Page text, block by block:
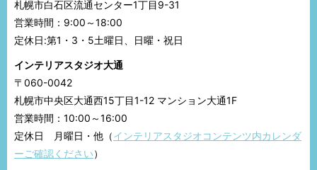
札幌市白石区流通センター1丁目9-31
営業時間：9:00～18:00
定休日:第1・3・5土曜日、日曜・祝日
インテリアスタジオ大通
〒060-0042
札幌市中央区大通西15丁目1-12 マンション大通1F
営業時間：10:00～16:00
定休日 月曜日・他（インテリアスタジオコンテンツ内カレンダ
ーご確認ください）